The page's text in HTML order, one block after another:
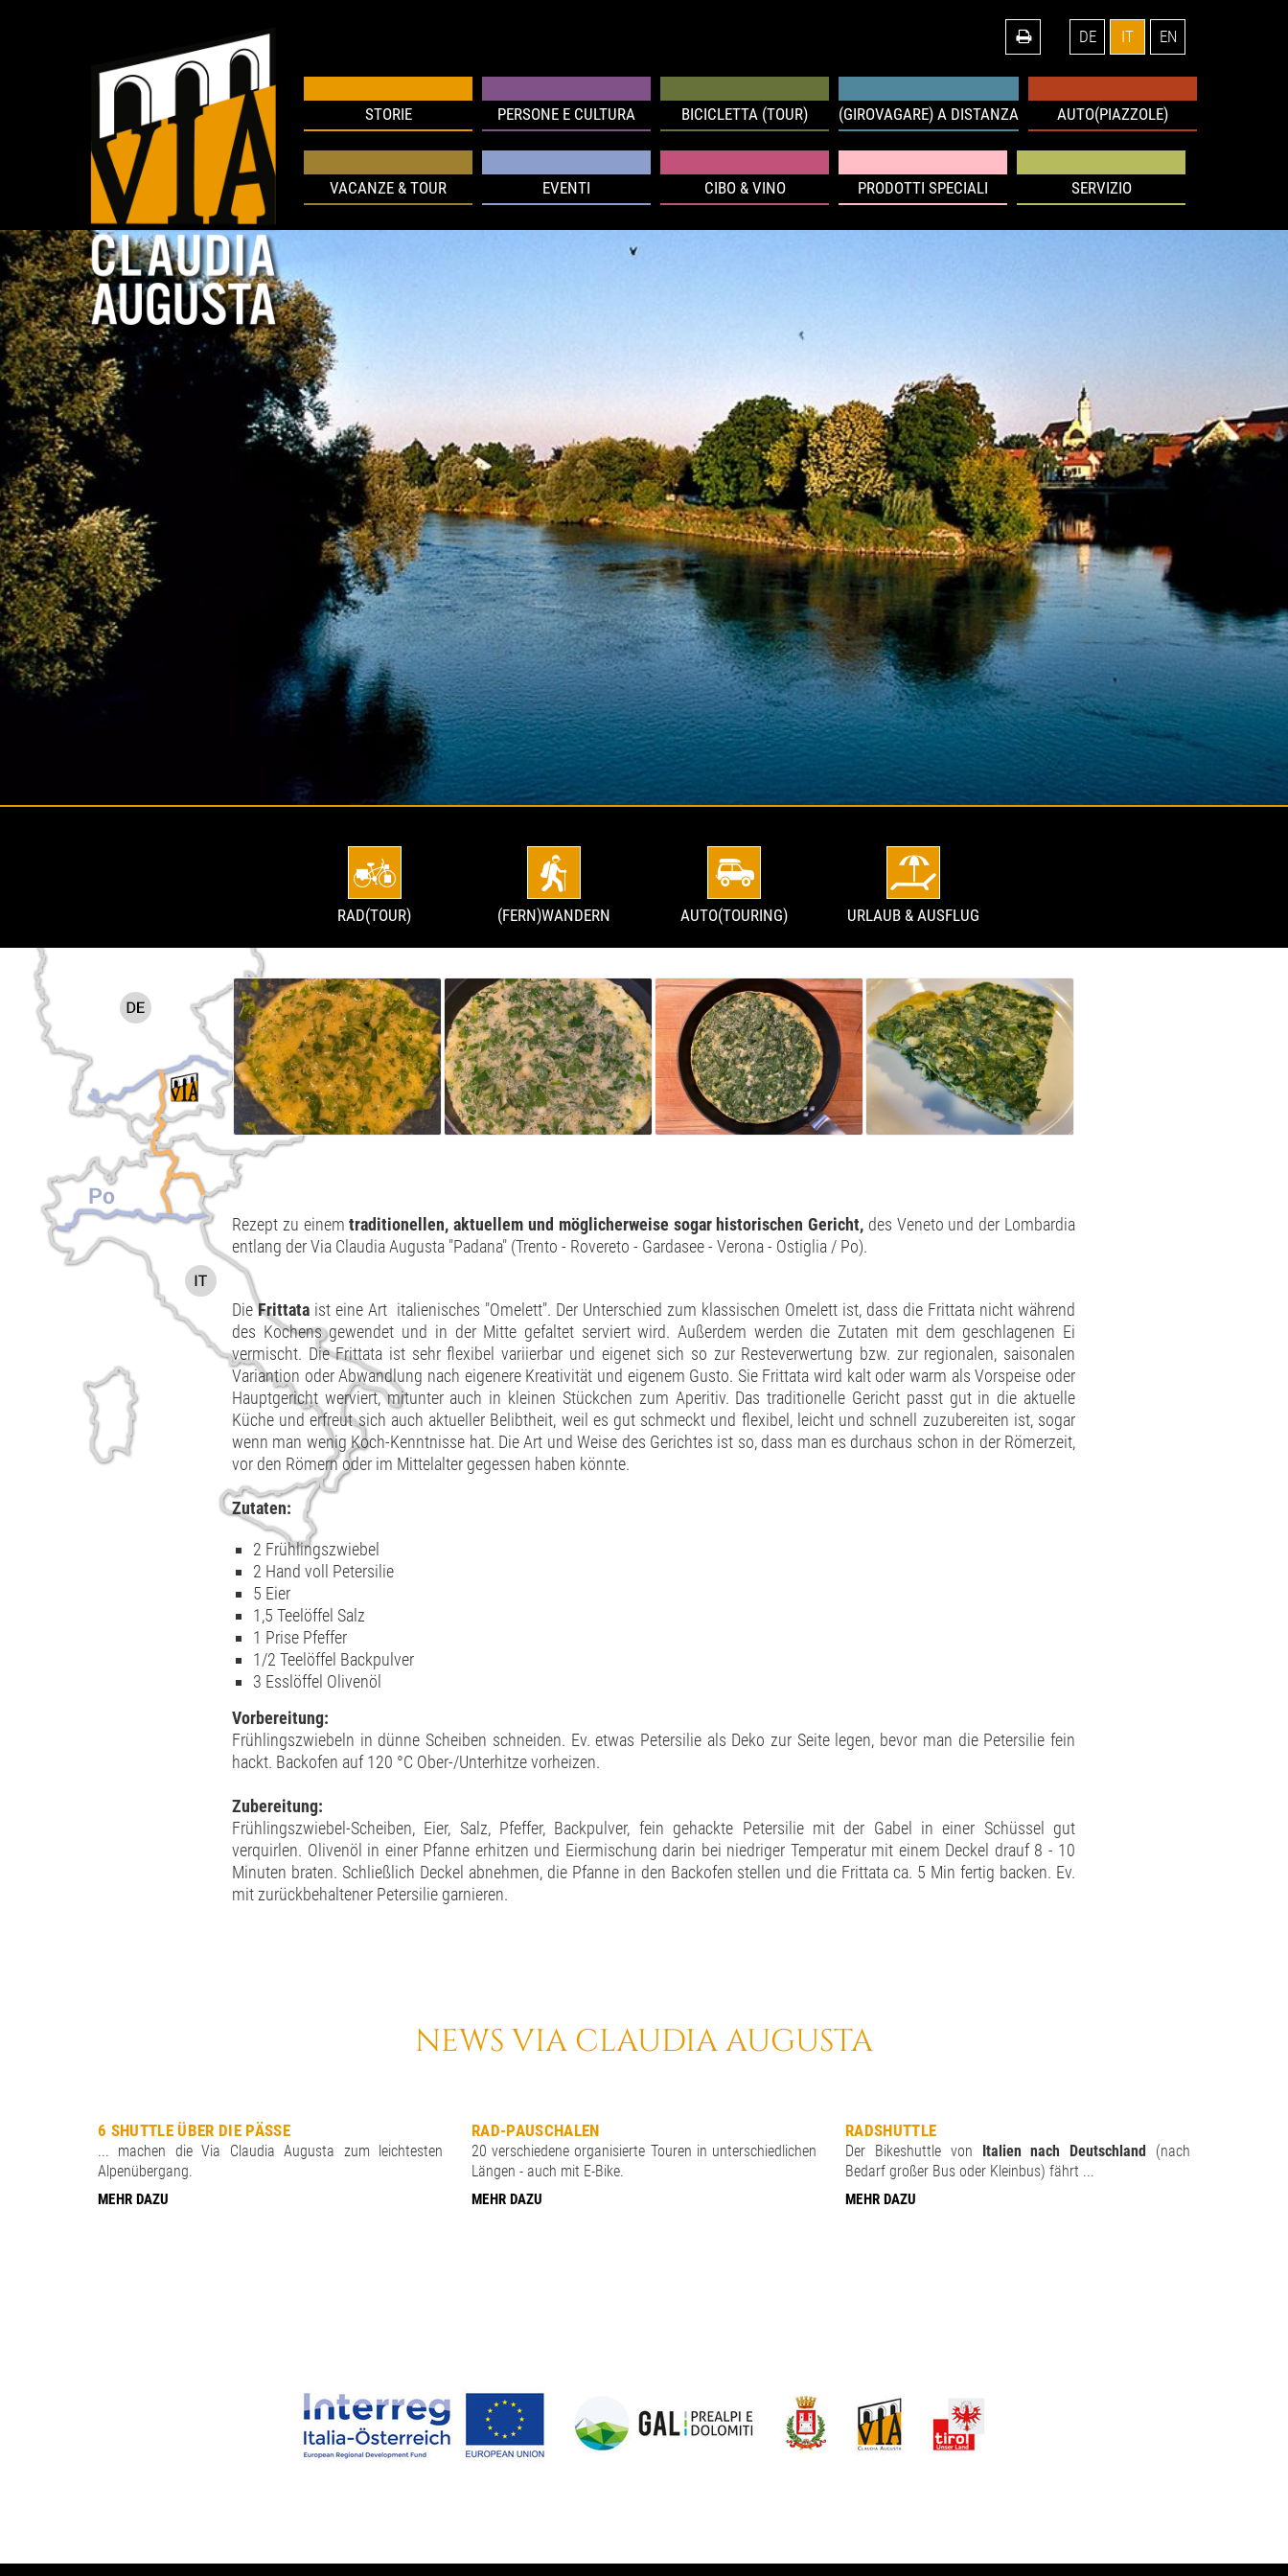
DE IT EN
STORIE PERSONE E CULTURA BICICLETTA (TOUR) (GIROVAGARE) A DISTANZA AUTO(PIAZZOLE)
VACANZE & TOUR EVENTI CIBO & VINO PRODOTTI SPECIALI SERVIZIO
RAD(TOUR) (FERN)WANDERN AUTO(TOURING) URLAUB & AUSFLUG
Rezept zu einemtraditionellen, aktuellem und möglicherweise sogar historischen Gericht, des Veneto und der Lombardia
entlang der Via Claudia Augusta "Padana" (Trento - Rovereto - Gardasee - Verona - Ostiglia / Po).
DieFrittata ist eine Art italienisches "Omelett". Der Unterschied zum klassischen Omelett ist, dass die Frittata nicht während
des Kochens gewendet und in der Mitte gefaltet serviert wird. Außerdem werden die Zutaten mit dem geschlagenen Ei
vermischt. Die Frittata ist sehr flexibel variierbar und eigenet sich so zur Resteverwertung bzw. zur regionalen, saisonalen
Variantion oder Abwandlung nach eigenere Kreativität und eigenem Gusto. Sie Frittata wird kalt oder warm als Vorspeise oder
Hauptgericht werviert, mitunter auch in kleinen Stückchen zum Aperitiv. Das traditionelle Gericht passt gut in die aktuelle
Küche und erfreut sich auch aktueller Belibtheit, weil es gut schmeckt und flexibel, leicht und schnell zuzubereiten ist, sogar
wenn man wenig Koch-Kenntnisse hat. Die Art und Weise des Gerichtes ist so, dass man es durchaus schon in der Römerzeit,
vor den Römern oder im Mittelalter gegessen haben könnte.
Zutaten:
2 Frühlingszwiebel
2 Hand voll Petersilie
5 Eier
1,5 Teelöffel Salz
1 Prise Pfeffer
1/2 Teelöffel Backpulver
3 Esslöffel Olivenöl
Vorbereitung:
Frühlingszwiebeln in dünne Scheiben schneiden. Ev. etwas Petersilie als Deko zur Seite legen, bevor man die Petersilie fein
hackt. Backofen auf 120 °C Ober-/Unterhitze vorheizen.
Zubereitung:
Frühlingszwiebel-Scheiben, Eier, Salz, Pfeffer, Backpulver, fein gehackte Petersilie mit der Gabel in einer Schüssel gut
verquirlen. Olivenöl in einer Pfanne erhitzen und Eiermischung darin bei niedriger Temperatur mit einem Deckel drauf 8 - 10
Minuten braten. Schließlich Deckel abnehmen, die Pfanne in den Backofen stellen und die Frittata ca. 5 Min fertig backen. Ev.
mit zurückbehaltener Petersilie garnieren.
NEWS VIA CLAUDIA AUGUSTA
6 SHUTTLE ÜBER DIE PÄSSE
... machen die Via Claudia Augusta zum leichtesten
Alpenübergang.
MEHR DAZU
RAD-PAUSCHALEN
20 verschiedene organisierte Touren in unterschiedlichen
Längen - auch mit E-Bike.
MEHR DAZU
RADSHUTTLE
Der Bikeshuttle von Italien nach Deutschland (nach
Bedarf großer Bus oder Kleinbus) fährt ...
MEHR DAZU